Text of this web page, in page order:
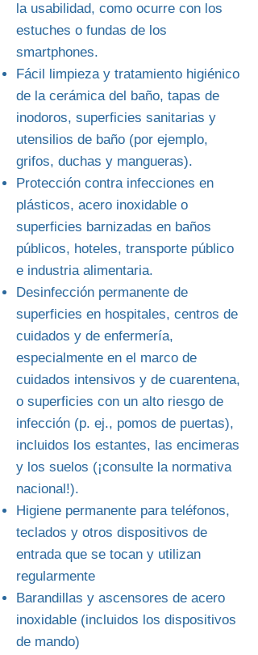
la usabilidad, como ocurre con los
estuches o fundas de los
smartphones.
Fácil limpieza y tratamiento higiénico
de la cerámica del baño, tapas de
inodoros, superficies sanitarias y
utensilios de baño (por ejemplo,
grifos, duchas y mangueras).
Protección contra infecciones en
plásticos, acero inoxidable o
superficies barnizadas en baños
públicos, hoteles, transporte público
e industria alimentaria.
Desinfección permanente de
superficies en hospitales, centros de
cuidados y de enfermería,
especialmente en el marco de
cuidados intensivos y de cuarentena,
o superficies con un alto riesgo de
infección (p. ej., pomos de puertas),
incluidos los estantes, las encimeras
y los suelos (¡consulte la normativa
nacional!).
Higiene permanente para teléfonos,
teclados y otros dispositivos de
entrada que se tocan y utilizan
regularmente
Barandillas y ascensores de acero
inoxidable (incluidos los dispositivos
de mando)